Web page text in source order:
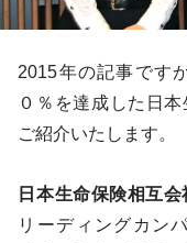
2015年の記事です
０％を達成した日
ご紹介いたします。
日本生命保険相互会
リーディングカン